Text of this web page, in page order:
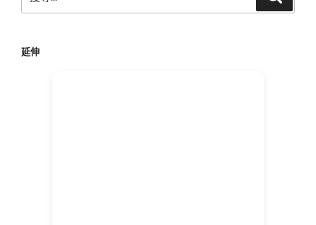
尋
字:
延伸